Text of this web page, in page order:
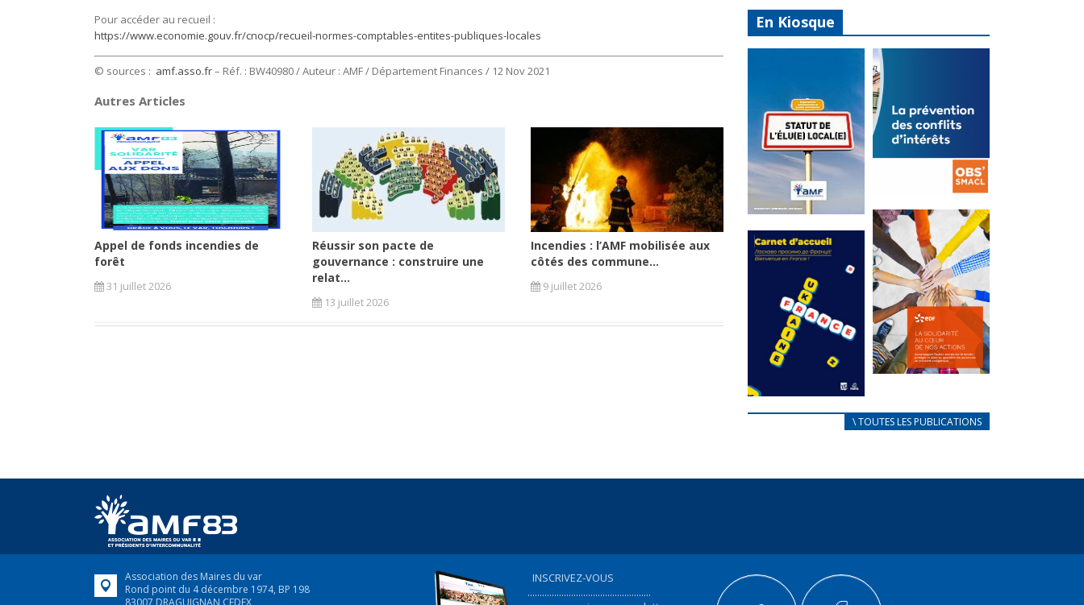
Pour accéder au recueil :
https://www.economie.gouv.fr/cnocp/recueil-normes-comptables-entites-publiques-locales
© sources : amf.asso.fr– Réf. : BW40980 / Auteur : AMF / Département Finances / 12 Nov 2021
Autres Articles
Appel de fonds incendies de
forêt
31 juillet 2026
Réussir son pacte de
gouvernance : construire une
relat...
13 juillet 2026
Incendies : l’AMF mobilisée aux
côtés des commune...
9 juillet 2026
En Kiosque
Statut de
l’élu local
Mise à jour avril
2024
FEUILLETER
La
prévention
des conflits
d’intérêts
18 septembre 2023
FEUILLETER
au coeur de
nos actions
en France,...
FEUILLETER
\ TOUTES LES PUBLICATIONS
Association des Maires du var
Rond point du 4 décembre 1974, BP 198
83007 DRAGUIGNAN CEDEX
INSCRIVEZ-VOUS
...................................................